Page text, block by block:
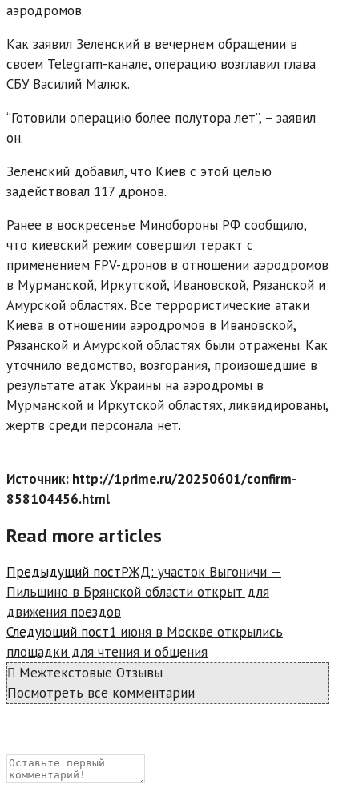
аэродромов.
Как заявил Зеленский в вечернем обращении в
своем Telegram-канале, операцию возглавил глава
СБУ Василий Малюк.
“Готовили операцию более полутора лет”, – заявил
он.
Зеленский добавил, что Киев с этой целью
задействовал 117 дронов.
Ранее в воскресенье Минобороны РФ сообщило,
что киевский режим совершил теракт с
применением FPV-дронов в отношении аэродромов
в Мурманской, Иркутской, Ивановской, Рязанской и
Амурской областях. Все террористические атаки
Киева в отношении аэродромов в Ивановской,
Рязанской и Амурской областях были отражены. Как
уточнило ведомство, возгорания, произошедшие в
результате атак Украины на аэродромы в
Мурманской и Иркутской областях, ликвидированы,
жертв среди персонала нет.
Источник: http://1prime.ru/20250601/confirm-
858104456.html
Read more articles
Предыдущий постРЖД: участок Выгоничи —
Пильшино в Брянской области открыт для
движения поездов
Следующий пост1 июня в Москве открылись
площадки для чтения и общения
Межтекстовые Отзывы
Посмотреть все комментарии